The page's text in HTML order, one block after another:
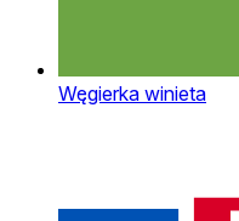
Węgierka winieta